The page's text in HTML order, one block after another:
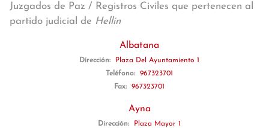
Juzgados de Paz / Registros Civiles que pertenecen al
partido judicial de Hellín
Albatana
Dirección:
Plaza Del Ayuntamiento 1
Teléfono:
967323701
Fax:
967323701
Ayna
Dirección:
Plaza Mayor 1